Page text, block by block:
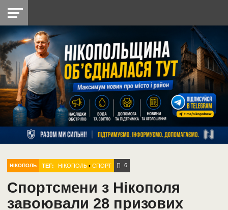
НІКОПОЛЬ
РАЙОН
СІЧЕСЛАВСЬКА
УКРАЇНА
РЕТРО
НІКОПОЛЬ
ЛАЙТ
УКРАЇНА
ДОПОМОГА
РАДІО
НІКОПОЛЬ ТЕГ: НІКОПОЛЬ •СПОРТ 6
Спортсмени з Нікополя
завоювали 28 призових